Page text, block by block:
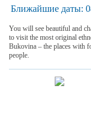
Ближайшие даты:
You will see beautiful and
to visit the most original
Bukovina – the places with
people.